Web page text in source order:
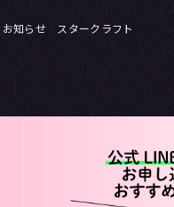
お知らせ スタークラフト